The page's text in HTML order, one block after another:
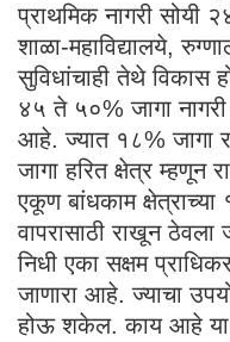
प्राथमिक नागरी सोयी
शाळा-महाविद्यालये,
सुविधांचाही तेथे विकास
४५ ते ५०% जागा
आहे. ज्यात १८% जागा
जागा हरित क्षेत्र
एकूण बांधकाम क्षेत्राच्या
वापरासाठी राखून ठेवला
निधी एका सक्षम
जाणारा आहे. ज्याचा
होऊ शकेल. काय आहे या